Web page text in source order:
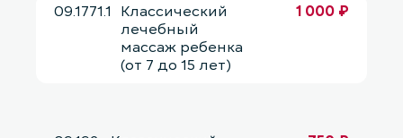
09.1771.1 Классический
лечебный
массаж ребенка
(от 7 до 15 лет)
1 000 ₽